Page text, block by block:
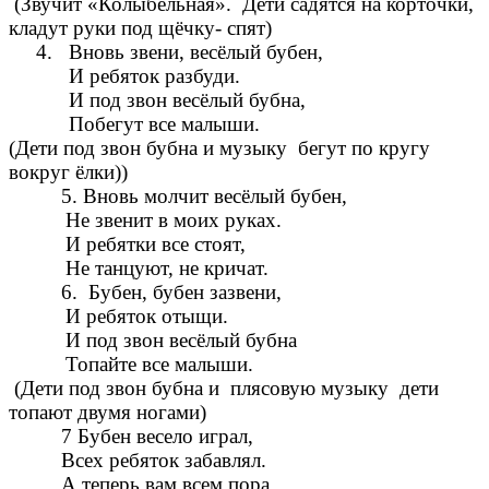
кладут руки под щёчку- спят)
4. Вновь звени, весёлый бубен,
И ребяток разбуди.
И под звон весёлый бубна,
Побегут все малыши.
(Дети под звон бубна и музыку бегут по кругу
вокруг ёлки))
Вновь молчит весёлый бубен,
Не звенит в моих руках.
И ребятки все стоят,
Не танцуют, не кричат.
Бубен, бубен зазвени,
И ребяток отыщи.
И под звон весёлый бубна
Топайте все малыши.
(Дети под звон бубна и плясовую музыку дети
топают двумя ногами)
Бубен весело играл,
Всех ребяток забавлял.
А теперь вам всем пора,